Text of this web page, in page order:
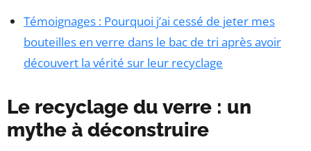
Témoignages : Pourquoi j’ai cessé de jeter mes
bouteilles en verre dans le bac de tri après avoir
découvert la vérité sur leur recyclage
Le recyclage du verre : un
mythe à déconstruire